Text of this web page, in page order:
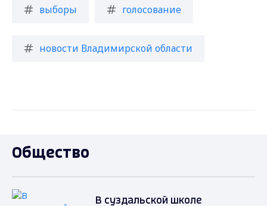
выборы голосование
новости Владимирской области
Общество
В суздальской школе